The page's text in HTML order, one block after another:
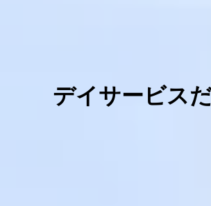
デイサービス